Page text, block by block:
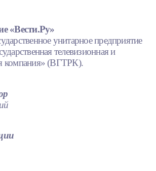
«Вести.Ру»
унитарное предприятие
телевизионная и
компания» (ВГТРК).